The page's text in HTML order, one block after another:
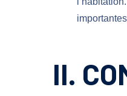
II.